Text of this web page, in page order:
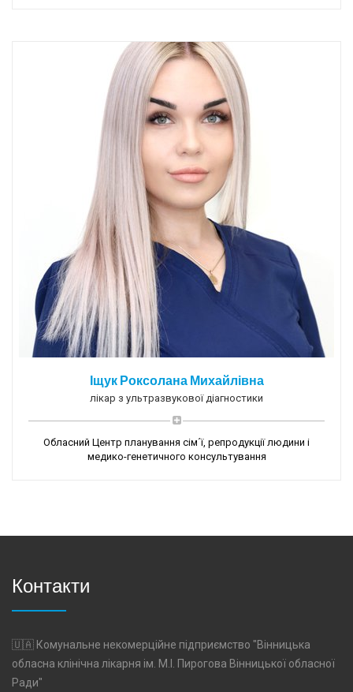
Іщук Роксолана Михайлівна
лікар з ультразвукової діагностики
Обласний Центр планування сім´ї, репродукції людини і
медико-генетичного консультування
Контакти
🇺🇦 Комунальне некомерційне підприємство "Вінницька
обласна клінічна лікарня ім. М.І. Пирогова Вінницької обласної
Ради"